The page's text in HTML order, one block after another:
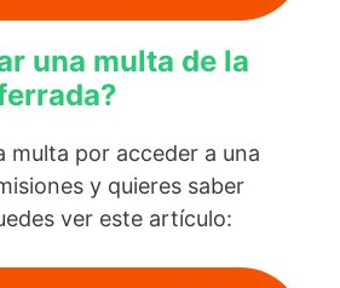
una multa de la
multa por acceder a una
y quieres saber
ver este artículo: